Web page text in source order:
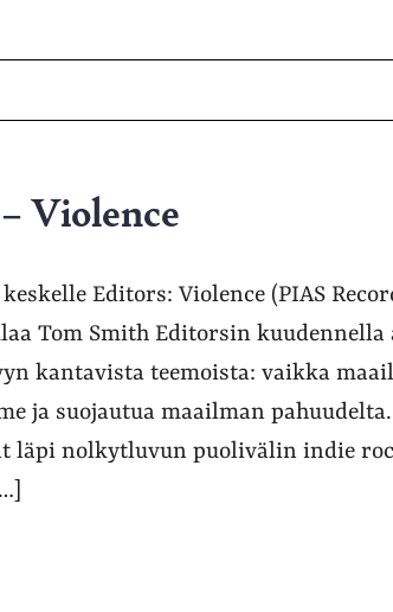
Violence
Editors: Violence (PIAS
Tom Smith Editorsin
kantavista teemoista: vaikka
ja suojautua maailman
läpi nolkytluvun puolivälin indie